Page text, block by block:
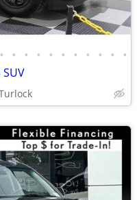
• • • • • • • • • • •